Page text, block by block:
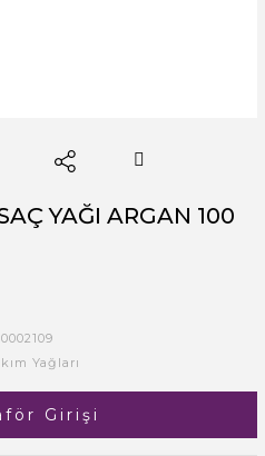
YAĞI ARGAN 100
Yağları
Girişi